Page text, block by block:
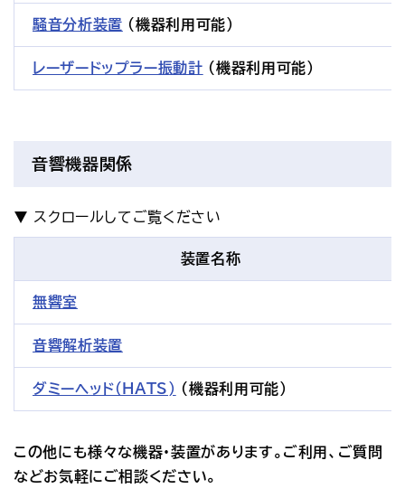
騒音分析装置 （機器利用可能）
レーザードップラー振動計 （機器利用可能）
音響機器関係
装置名称
無響室
音響解析装置
ダミーヘッド（HATS) （機器利用可能）
この他にも様々な機器・装置があります。ご利用、ご質問
などお気軽にご相談ください。